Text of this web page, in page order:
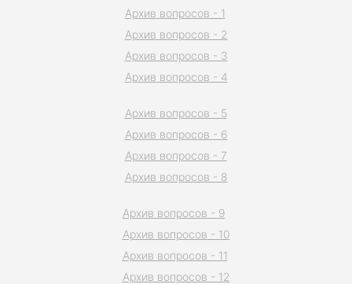
Архив вопросов - 1
Архив вопросов - 2
Архив вопросов - 3
Архив вопросов - 4
Архив вопросов - 5
Архив вопросов - 6
Архив вопросов - 7
Архив вопросов - 8
Архив вопросов - 9
Архив вопросов - 10
Архив вопросов - 11
Архив вопросов - 12